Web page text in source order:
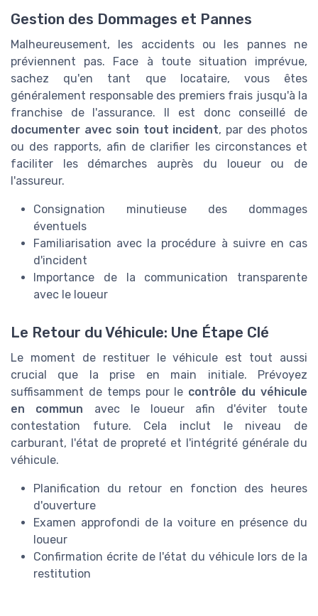
Gestion des Dommages et Pannes
Malheureusement, les accidents ou les pannes ne
préviennent pas. Face à toute situation imprévue,
sachez qu'en tant que locataire, vous êtes
généralement responsable des premiers frais jusqu'à la
franchise de l'assurance. Il est donc conseillé de
documenter avec soin tout incident, par des photos
ou des rapports, afin de clarifier les circonstances et
faciliter les démarches auprès du loueur ou de
l'assureur.
Consignation minutieuse des dommages
éventuels
Familiarisation avec la procédure à suivre en cas
d'incident
Importance de la communication transparente
avec le loueur
Le Retour du Véhicule: Une Étape Clé
Le moment de restituer le véhicule est tout aussi
crucial que la prise en main initiale. Prévoyez
suffisamment de temps pour le contrôle du véhicule
en commun avec le loueur afin d'éviter toute
contestation future. Cela inclut le niveau de
carburant, l'état de propreté et l'intégrité générale du
véhicule.
Planification du retour en fonction des heures
d'ouverture
Examen approfondi de la voiture en présence du
loueur
Confirmation écrite de l'état du véhicule lors de la
restitution